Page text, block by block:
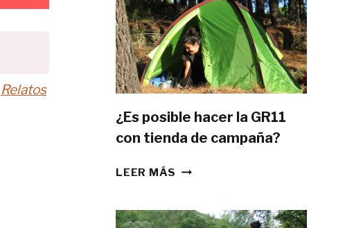
Relatos
¿Es posible hacer la GR11
con tienda de campaña?
LEER MÁS ¿ES
LA